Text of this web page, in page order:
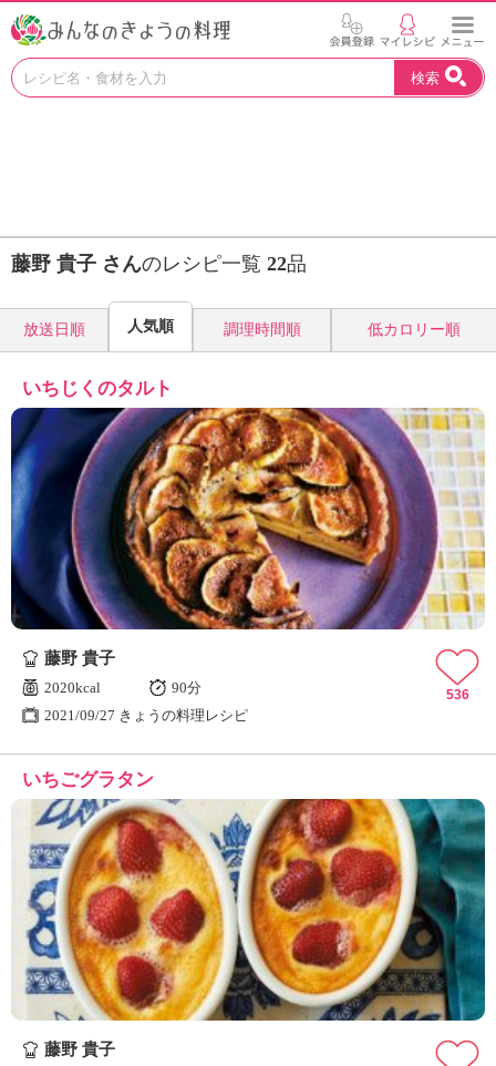
お
見
つ
よ
う
H
K
エ
デ
ュ
ケ
ー
シ
ョ
ナ
ん
の
ょ
う
の
料
理
」
検索
藤野 貴子 さんのレシピ一覧 22品
放送日順 人気順 調理時間順 低カロリー順
いちじくのタルト
藤野 貴子
2020kcal
90分
2021/09/27 きょうの料理レシピ
536
いちごグラタン
藤野 貴子